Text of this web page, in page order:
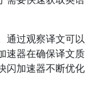
通过观察译文可以
速器在确保译文质
闪加速器不断优化